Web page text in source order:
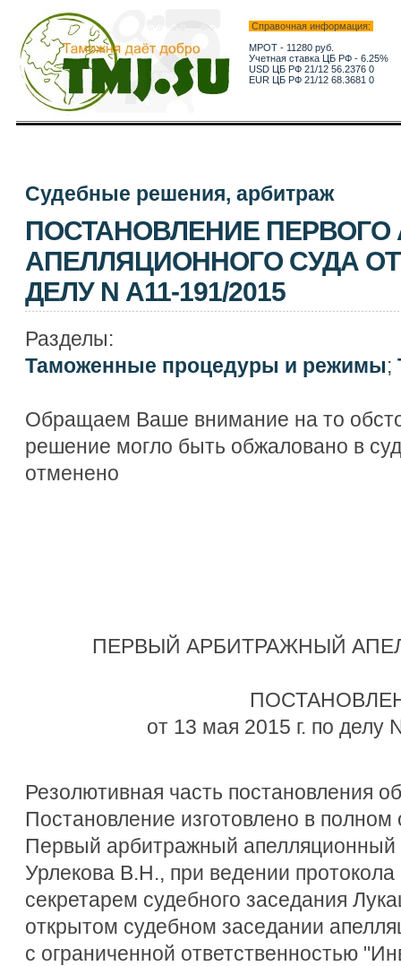
Справочная информация:
МРОТ - 11280 руб.
Учетная ставка ЦБ РФ - 6.25%
USD ЦБ РФ 21/12 56.2376 0
EUR ЦБ РФ 21/12 68.3681 0
Судебные решения, арбитраж
ПОСТАНОВЛЕНИЕ
АПЕЛЛЯЦИОННОГО СУДА ОТ
ДЕЛУ N А11-191/2015
Разделы:
Таможенные процедуры и режимы;
Обращаем Ваше внимание на то
решение могло быть обжаловано в
отменено
ПЕРВЫЙ АРБИТРАЖНЫЙ
от 13 мая 2015 г. по делу
Резолютивная часть постановления
Постановление изготовлено в
Первый арбитражный апелляционный
Урлекова В.Н., при ведении протокола
секретарем судебного заседания
открытом судебном заседании
с ограниченной ответственностью